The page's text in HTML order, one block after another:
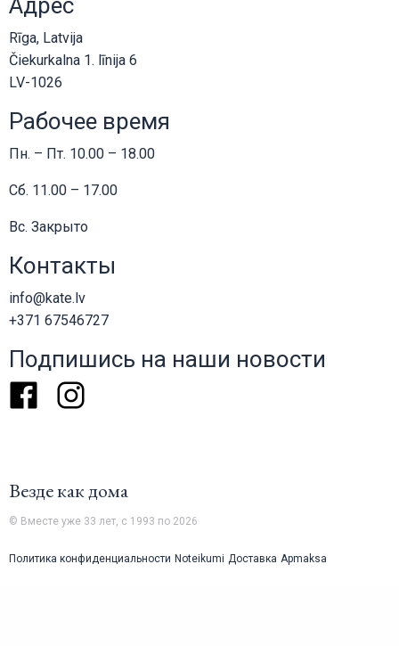
Адрес
Rīga, Latvija
Čiekurkalna 1. līnija 6
LV-1026
Рабочее время
Пн. – Пт. 10.00 – 18.00
Сб. 11.00 – 17.00
Вс. Закрыто
Контакты
info@kate.lv
+371 67546727
Подпишись на наши новости
FacebookInstagram
Везде как дома
© Вместе уже 33 лет, с 1993 по 2026
Политика конфиденциальности Noteikumi Доставка Apmaksa